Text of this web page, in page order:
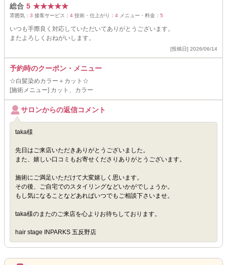
総合 5 ★★★★★
雰囲気： 3 接客サービス： 4 技術・仕上がり： 4 メニュー・料金： 5
いつも手際良く対応していただいてありがとうございます。
またよろしくおねがいします。
[投稿日] 2026/06/14
予約時のクーポン・メニュー
☆白髪染めカラー＋カット☆
[施術メニュー] カット、カラー
サロンからの返信コメント
taka様
先日はご来店いただきありがとうございました。
また、嬉しい口コミもお寄せくださりありがとうございます。
施術にご満足いただけて大変嬉しく思います。
その後、ご自宅でのスタイリングなどいかがでしょうか。
もし気になることなどあればいつでもご相談下さいませ。
taka様のまたのご来店を心よりお待ちしております。
hair stage INPARKS 五反野店